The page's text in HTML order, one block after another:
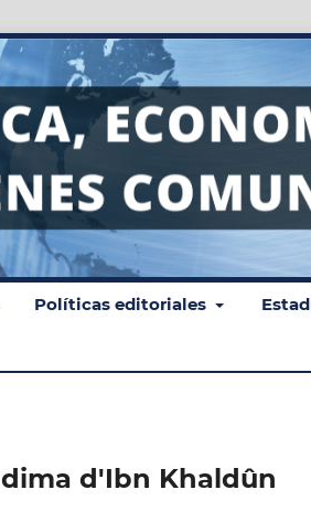
Políticas editoriales
d'Ibn Khaldûn